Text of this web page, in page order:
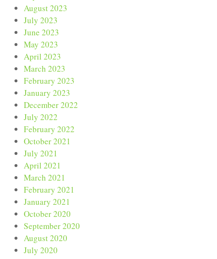
August 2023
July 2023
June 2023
May 2023
April 2023
March 2023
February 2023
January 2023
December 2022
July 2022
February 2022
October 2021
July 2021
April 2021
March 2021
February 2021
January 2021
October 2020
September 2020
August 2020
July 2020